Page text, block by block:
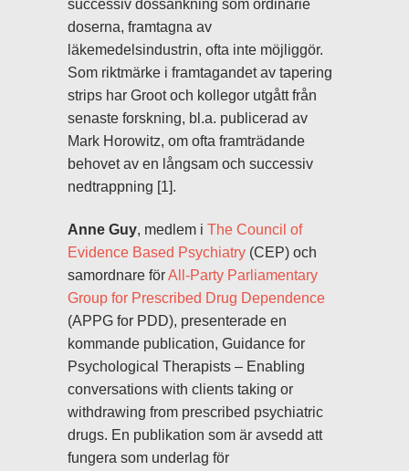
successiv dossänkning som ordinarie
doserna, framtagna av
läkemedelsindustrin, ofta inte möjliggör.
Som riktmärke i framtagandet av tapering
strips har Groot och kollegor utgått från
senaste forskning, bl.a. publicerad av
Mark Horowitz, om ofta framträdande
behovet av en långsam och successiv
nedtrappning [1].
Anne Guy, medlem i The Council of
Evidence Based Psychiatry (CEP) och
samordnare förAll-Party Parliamentary
Group for Prescribed Drug Dependence
(APPG for PDD), presenterade en
kommande publication, Guidance for
Psychological Therapists – Enabling
conversations with clients taking or
withdrawing from prescribed psychiatric
drugs. En publikation som är avsedd att
fungera som underlag för